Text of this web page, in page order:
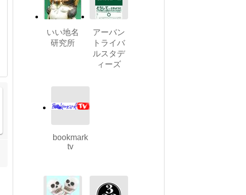
いい地名
研究所
アーバン
トライバ
ルスタデ
ィーズ
bookmark
tv